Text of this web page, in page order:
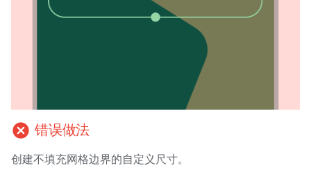
cancel 错误做法
创建不填充网格边界的自定义尺寸。